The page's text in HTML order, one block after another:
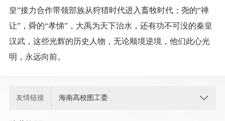
皇”接力合作带领部族从狩猎时代进入畜牧时代；尧的“禅
让”，舜的“孝悌”，大禹为天下治水，还有功不可没的秦皇
汉武，这些光辉的历史人物，无论顺境逆境，他们此心光
明，永远向前。
友情链接 海南高校图工委